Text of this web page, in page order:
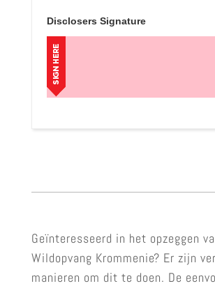
Disclosers Signature
Geïnteresseerd in het opzeggen
Wildopvang Krommenie? Er zijn
manieren om dit te doen. De